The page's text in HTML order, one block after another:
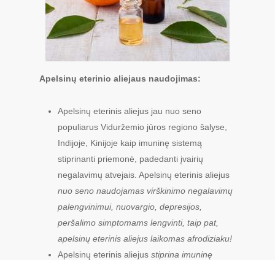
Apelsinų eterinio aliejaus naudojimas:
Apelsinų eterinis aliejus jau nuo seno
populiarus Viduržemio jūros regiono šalyse,
Indijoje, Kinijoje kaip imuninę sistemą
stiprinanti priemonė, padedanti įvairių
negalavimų atvejais. Apelsinų eterinis aliejus
nuo seno naudojamas virškinimo negalavimų
palengvinimui, nuovargio, depresijos,
peršalimo simptomams lengvinti, taip pat,
apelsinų eterinis aliejus laikomas afrodiziaku!
Apelsinų eterinis aliejus stiprina imuninę